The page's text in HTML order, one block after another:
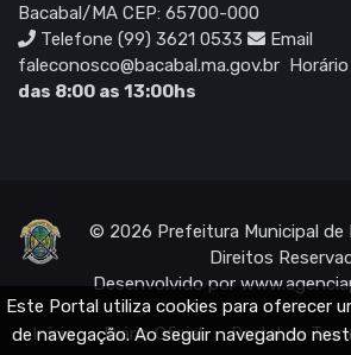
Este Portal utiliza cookies para oferecer
de navegação. Ao seguir navegando
Bacabal/MA CEP: 65700-000
Telefone (99) 3621 0533
Email
faleconosco@bacabal.ma.gov.br
das 8:00 as 13:00hs
© 2026 Prefeitura Municipal de
Direitos
Desenvolvido por
Início Diário Oficial Portal da